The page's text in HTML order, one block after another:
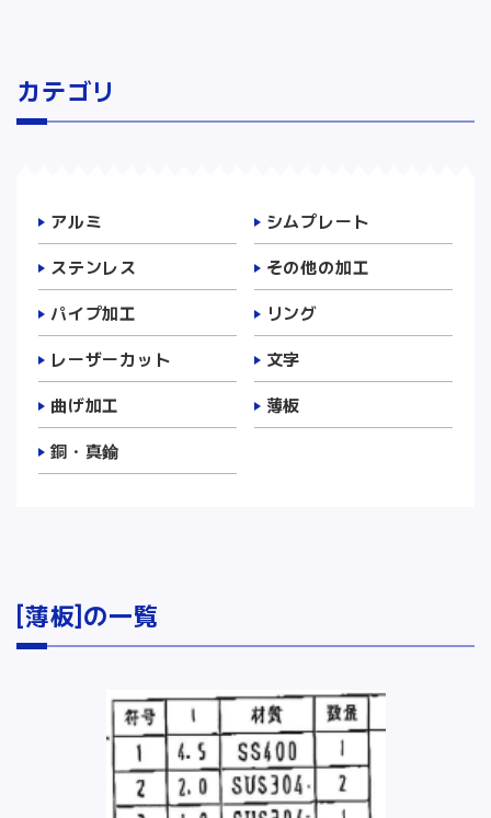
カテゴリ
アルミ
シムプレート
ステンレス
その他の加工
パイプ加工
リング
レーザーカット
文字
曲げ加工
薄板
銅・真鍮
[薄板]の一覧